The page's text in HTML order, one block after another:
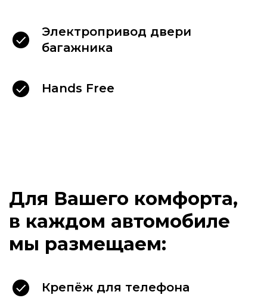
Электропривод двери
багажника
Hands Free
Крепёж для телефона